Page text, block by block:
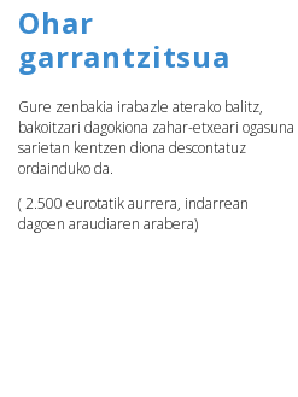
Ohar
garrantzitsua
Gure zenbakia irabazle aterako balitz,
bakoitzari dagokiona zahar-etxeari ogasuna
sarietan kentzen diona descontatuz
ordainduko da.
( 2.500 eurotatik aurrera, indarrean
dagoen araudiaren arabera)